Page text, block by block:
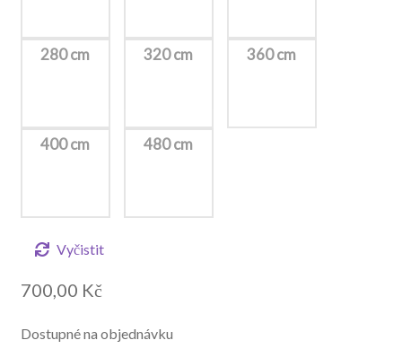
280 cm 320 cm 360 cm
400 cm 480 cm
Vyčistit
700,00 Kč
Dostupné na objednávku